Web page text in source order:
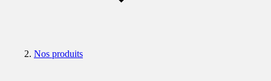
Nos produits